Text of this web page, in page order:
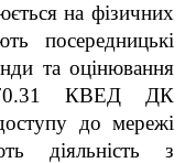
на фізичних
посередницькі
та оцінювання
70.31 КВЕД ДК
до мережі
діяльність з